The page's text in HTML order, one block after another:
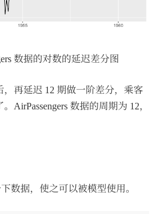
数据的对数的延迟差分图
再延迟 12 期做一阶差分，乘客
AirPassengers 数据的周期为 12，
数据，使之可以被模型使用。